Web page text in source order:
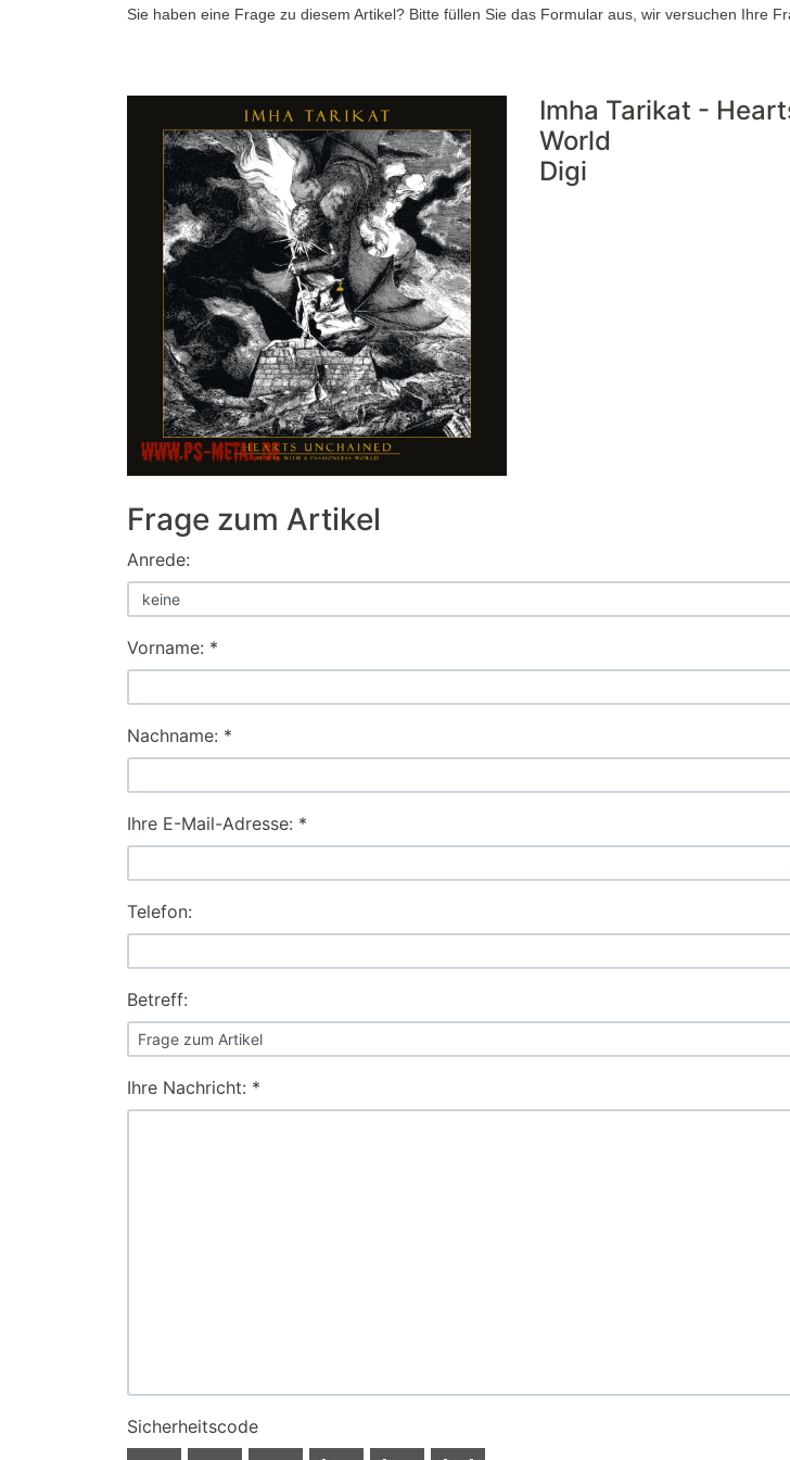
Sie haben eine Frage zu diesem Artikel? Bitte füllen Sie das Formular aus, wir versuchen Ihre
Imha Tarikat -
World
Digi
Frage zum Artikel
Anrede:
Vorname: *
Nachname: *
Ihre E-Mail-Adresse: *
Telefon:
Betreff:
Ihre Nachricht: *
Sicherheitscode